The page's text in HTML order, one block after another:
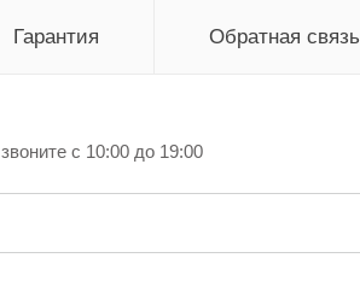
Гарантия Обратная связь
звоните с 10:00 до 19:00